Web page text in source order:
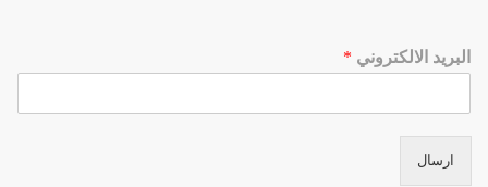
البريد الالكتروني *
ارسال